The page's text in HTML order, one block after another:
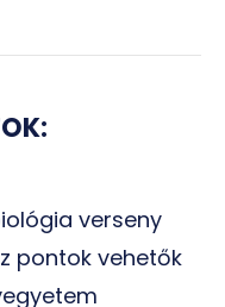
verseny
pontok vehetők